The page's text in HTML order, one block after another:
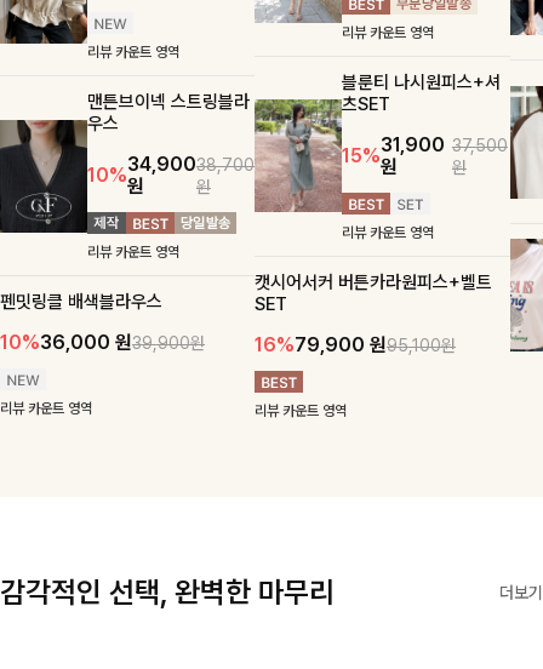
리뷰 카운트 영역
맨튼브이넥 스트링블라
우스
10%34,900
원
38,700
원
리뷰 카운트 영역
펜밋링클 배색블라우스
10%36,000 원39,900원
리뷰 카운트 영역
리뷰 카운트 영역
블룬티 나시원피스+셔
츠SET
15%31,900
원
37,500
원
리뷰 카운트 영역
캣시어서커 버튼카라원피스+벨트
SET
16%79,900 원95,100원
리뷰 카운트 영역
감각적인 선택, 완벽한 마무리 더보기